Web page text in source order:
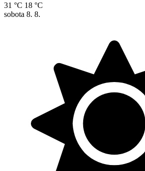
31 °C 18 °C
sobota 8. 8.